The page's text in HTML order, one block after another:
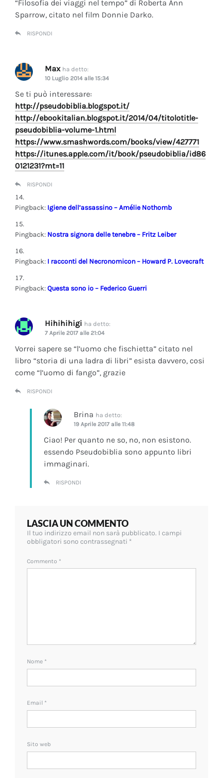
“Filosofia dei viaggi nel tempo” di Roberta Ann
Sparrow, citato nel film Donnie Darko.
RISPONDI
Max ha detto:
10 Luglio 2014 alle 15:34
Se ti può interessare:
http://pseudobiblia.blogspot.it/
http://ebookitalian.blogspot.it/2014/04/titolotitle-
pseudobiblia-volume-1.html
https://www.smashwords.com/books/view/427771
https://itunes.apple.com/it/book/pseudobiblia/id86
0121231?mt=11
RISPONDI
Pingback: Igiene dell’assassino – Amélie Nothomb
Pingback: Nostra signora delle tenebre – Fritz Leiber
Pingback: I racconti del Necronomicon – Howard P. Lovecraft
Pingback:Questa sono io – Federico Guerri
Hihihihigi ha detto:
7 Aprile 2017 alle 21:04
Vorrei sapere se “l’uomo che fischietta” citato nel
libro “storia di una ladra di libri” esista davvero, cosi
come “l’uomo di fango”, grazie
RISPONDI
Brina ha detto:
19 Aprile 2017 alle 11:48
Ciao! Per quanto ne so, no, non esistono.
essendo Pseudobiblia sono appunto libri
immaginari.
RISPONDI
LASCIA UN COMMENTO
Il tuo indirizzo email non sarà pubblicato. I campi
obbligatori sono contrassegnati *
Commento *
Nome *
Email *
Sito web